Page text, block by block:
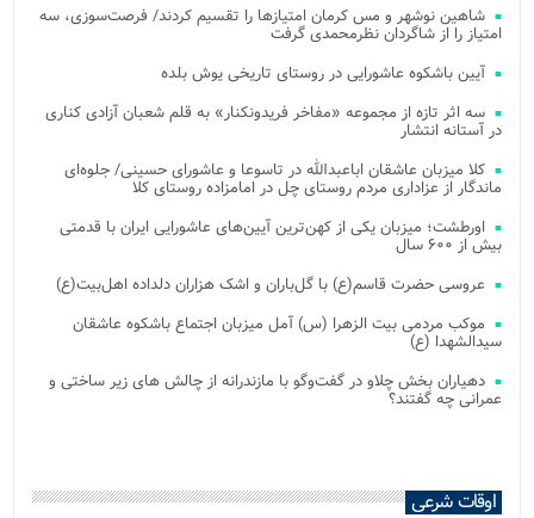
شاهین نوشهر و مس کرمان امتیازها را تقسیم کردند/ فرصت‌سوزی، سه
امتیاز را از شاگردان نظرمحمدی گرفت
آیین باشکوه عاشورایی در روستای تاریخی یوش بلده
سه اثر تازه از مجموعه «مفاخر فریدونکنار» به قلم شعبان آزادی کناری
در آستانه انتشار
کلا میزبان عاشقان اباعبدالله در تاسوعا و عاشورای حسینی/ جلوه‌ای
ماندگار از عزاداری مردم روستای چل در امامزاده روستای کلا
اورطشت؛ میزبان یکی از کهن‌ترین آیین‌های عاشورایی ایران با قدمتی
بیش از ۶۰۰ سال
عروسی حضرت قاسم(ع) با گل‌باران و اشک هزاران دلداده اهل‌بیت(ع)
موکب مردمی بیت‌ الزهرا (س) آمل میزبان اجتماع باشکوه عاشقان
سیدالشهدا (ع)
دهیاران بخش چلاو در گفت‌وگو با مازندرانه از چالش های زیر ساختی و
عمرانی چه گفتند؟
اوقات شرعی